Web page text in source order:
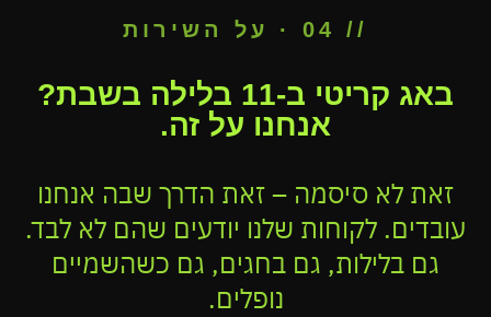
// 04 · על השירות
באג קריטי ב-11 בלילה בשבת?
אנחנו על זה.
זאת לא סיסמה – זאת הדרך שבה אנחנו
עובדים. לקוחות שלנו יודעים שהם לא לבד.
גם בלילות, גם בחגים, גם כשהשמיים
נופלים.